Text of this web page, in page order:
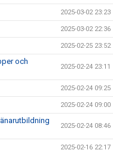
2025-03-02 23:23
2025-03-02 22:36
2025-02-25 23:52
och
2025-02-24 23:11
2025-02-24 09:25
2025-02-24 09:00
2025-02-24 08:46
2025-02-16 22:17